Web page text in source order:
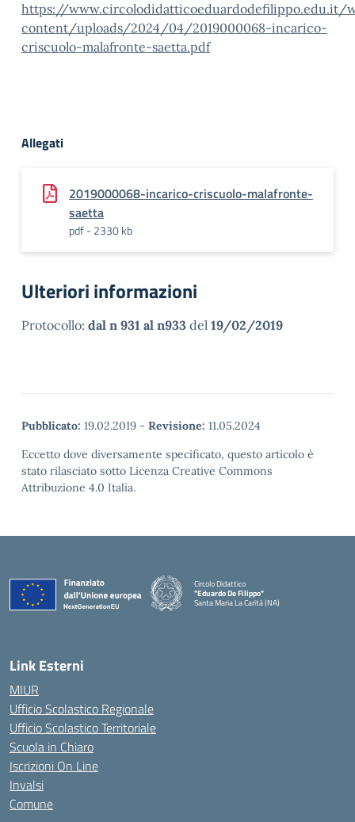
https://www.circolodidatticoeduardodefilippo.edu.it/
content/uploads/2024/04/2019000068-incarico-
criscuolo-malafronte-saetta.pdf
Allegati
2019000068-incarico-criscuolo-malafronte-
saetta
pdf - 2330 kb
Ulteriori informazioni
Protocollo: dal n 931 al n933 del 19/02/2019
Pubblicato: 19.02.2019 - Revisione: 11.05.2024
Eccetto dove diversamente specificato, questo articolo è
stato rilasciato sotto Licenza Creative Commons
Attribuzione 4.0 Italia.
Circolo Didattico
"Eduardo De Filippo"
Santa Maria La Carità (NA)
Link Esterni
MIUR
Ufficio Scolastico Regionale
Ufficio Scolastico Territoriale
Scuola in Chiaro
Iscrizioni On Line
Invalsi
Comune